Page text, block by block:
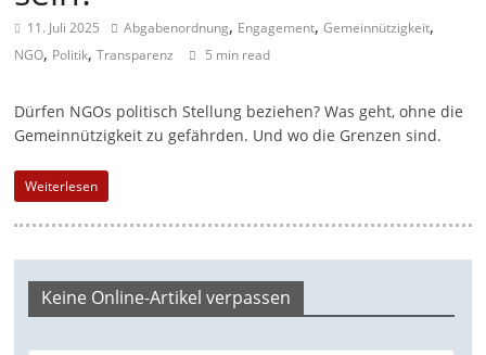
a
g
z
i
S
11. Juli 2025 Abgaben­ordnung, Engagement,Gemeinnützigkeit,
NGO, Politik,Transparenz 5 min read
Dürfen NGOs politisch Stellung beziehen? Was geht, ohne die
Gemeinnützigkeit zu gefährden. Und wo die Grenzen sind.
Weiterlesen
Keine Online-Artikel verpassen